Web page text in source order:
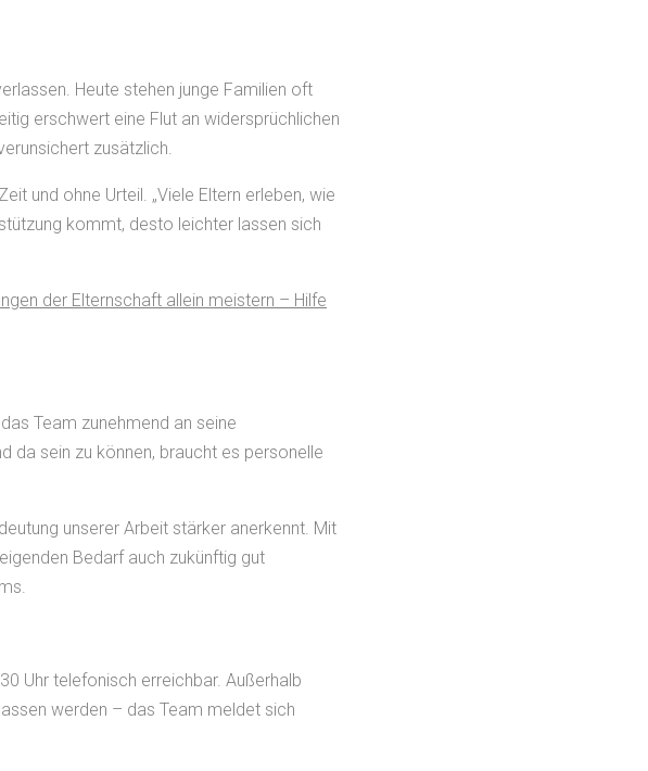
Heute stehen junge Familien oft
erschwert eine Flut an widersprüchlichen
zusätzlich.
und ohne Urteil. „Viele Eltern erleben, wie
kommt, desto leichter lassen sich
der Elternschaft allein meistern – Hilfe
Team zunehmend an seine
da sein zu können, braucht es personelle
unserer Arbeit stärker anerkennt. Mit
Bedarf auch zukünftig gut
Uhr telefonisch erreichbar. Außerhalb
werden – das Team meldet sich